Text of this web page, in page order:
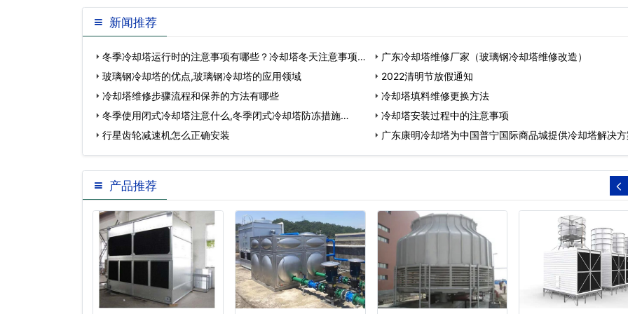
新闻推荐
冬季冷却塔运行时的注意事项有哪些？冷却塔冬天注意事项…
广东冷却塔维修厂家（玻璃钢冷却塔维修改造）
玻璃钢冷却塔的优点,玻璃钢冷却塔的应用领域
2022清明节放假通知
冷却塔维修步骤流程和保养的方法有哪些
冷却塔填料维修更换方法
冬季使用闭式冷却塔注意什么,冬季闭式冷却塔防冻措施…
冷却塔安装过程中的注意事项
行星齿轮减速机怎么正确安装
广东康明冷却塔为中国普宁国际商品城提供冷却塔解决
产品推荐